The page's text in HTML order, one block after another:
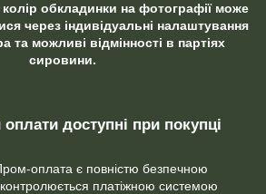
обкладинки на фотографії може
через індивідуальні налаштування
та можливі відмінності в партіях
сировини.
доступні при покупці
оплата є повністю безпечною
платіжною системою